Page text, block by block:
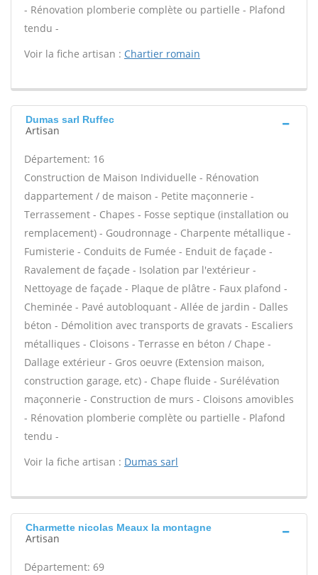
- Rénovation plomberie complète ou partielle - Plafond
tendu -
Voir la fiche artisan : Chartier romain
Dumas sarl Ruffec
Artisan
Département: 16
Construction de Maison Individuelle - Rénovation
dappartement / de maison - Petite maçonnerie -
Terrassement - Chapes - Fosse septique (installation ou
remplacement) - Goudronnage - Charpente métallique -
Fumisterie - Conduits de Fumée - Enduit de façade -
Ravalement de façade - Isolation par l'extérieur -
Nettoyage de façade - Plaque de plâtre - Faux plafond -
Cheminée - Pavé autobloquant - Allée de jardin - Dalles
béton - Démolition avec transports de gravats - Escaliers
métalliques - Cloisons - Terrasse en béton / Chape -
Dallage extérieur - Gros oeuvre (Extension maison,
construction garage, etc) - Chape fluide - Surélévation
maçonnerie - Construction de murs - Cloisons amovibles
- Rénovation plomberie complète ou partielle - Plafond
tendu -
Voir la fiche artisan : Dumas sarl
Charmette nicolas Meaux la montagne
Artisan
Département: 69